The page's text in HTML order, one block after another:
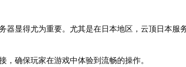
器显得尤为重要。尤其是在日本地区，云顶日本
，确保玩家在游戏中体验到流畅的操作。